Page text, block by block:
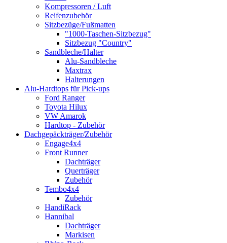
Kompressoren / Luft
Reifenzubehör
Sitzbezüge/Fußmatten
"1000-Taschen-Sitzbezug"
Sitzbezug "Country"
Sandbleche/Halter
Alu-Sandbleche
Maxtrax
Halterungen
Alu-Hardtops für Pick-ups
Ford Ranger
Toyota Hilux
VW Amarok
Hardtop - Zubehör
Dachgepäckträger/Zubehör
Engage4x4
Front Runner
Dachträger
Querträger
Zubehör
Tembo4x4
Zubehör
HandiRack
Hannibal
Dachträger
Markisen